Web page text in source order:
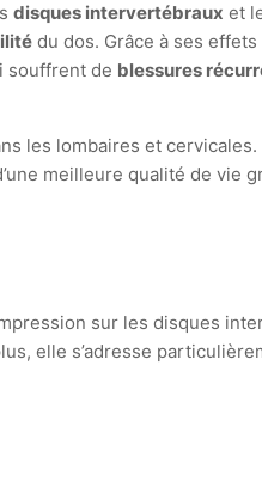
disques intervertébraux et
du dos. Grâce à ses
souffrent de blessures
les lombaires et
meilleure qualité de vie
sur les disques
elle s’adresse